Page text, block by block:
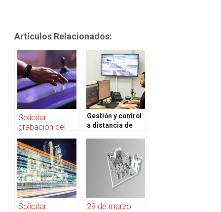
Artículos Relacionados:
Solicitar
grabación del
Control de
operarios post
covid
Gestión y control
a distancia de
realidades
pospandemia
Solicitar
29 de marzo